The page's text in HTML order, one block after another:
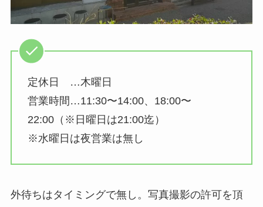
定休日 …木曜日
営業時間…11:30〜14:00、18:00〜
22:00（※日曜日は21:00迄）
※水曜日は夜営業は無し
外待ちはタイミングで無し。写真撮影の許可を頂